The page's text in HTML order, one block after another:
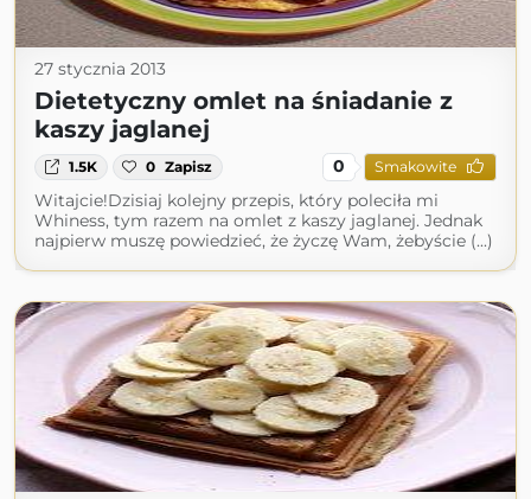
27 stycznia 2013
Dietetyczny omlet na śniadanie z
kaszy jaglanej
1.5K 0 Zapisz 0 Smakowite
Witajcie!Dzisiaj kolejny przepis, który poleciła mi
Whiness, tym razem na omlet z kaszy jaglanej. Jednak
najpierw muszę powiedzieć, że życzę Wam, żebyście (...)